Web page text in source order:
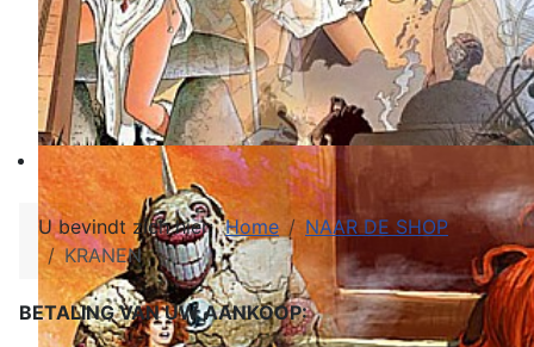
U bevindt zich hier:Home
NAAR DE SHOP
KRANEN
BETALING VAN UW AANKOOP: